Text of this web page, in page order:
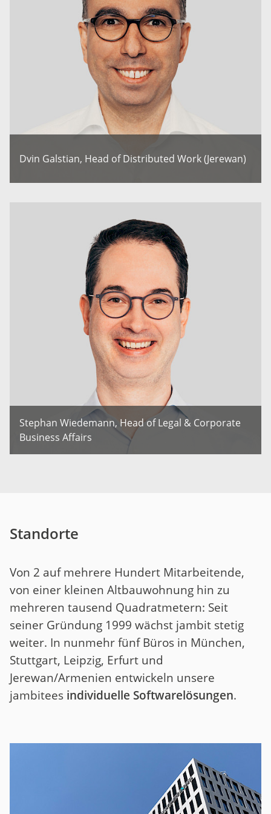
Dvin Galstian, Head of Distributed Work (Jerewan)
Stephan Wiedemann, Head of Legal & Corporate
Business Affairs
Standorte
Von 2 auf mehrere Hundert Mitarbeitende,
von einer kleinen Altbauwohnung hin zu
mehreren tausend Quadratmetern: Seit
seiner Gründung 1999 wächst jambit stetig
weiter. In nunmehr fünf Büros in München,
Stuttgart, Leipzig, Erfurt und
Jerewan/Armenien entwickeln unsere
jambitees individuelle Softwarelösungen.